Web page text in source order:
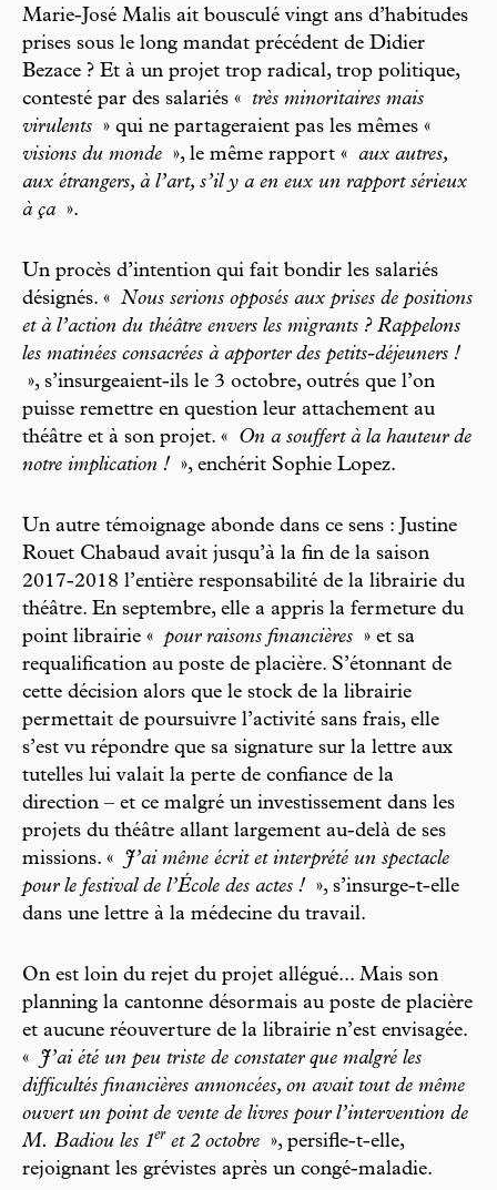
Marie-José Malis ait bousculé vingt ans d’habitudes
prises sous le long mandat précédent de Didier
Bezace ? Et à un projet trop radical, trop politique,
contesté par des salariés «
très minoritaires mais
virulents » qui ne partageraient pas les mêmes «
visions du monde », le même rapport « aux autres,
aux étrangers, à l’art, s’il y a en eux un rapport sérieux
à ça ».
Un procès d’intention qui fait bondir les salariés
désignés. « Nous serions opposés aux prises de positions
et à l’action du théâtre envers les migrants ? Rappelons
les matinées consacrées à apporter des petits-déjeuners !
», s’insurgeaient-ils le 3 octobre, outrés que l’on
puisse remettre en question leur attachement au
théâtre et à son projet. «
On a souffert à la hauteur de
notre implication ! », enchérit Sophie Lopez.
Un autre témoignage abonde dans ce sens : Justine
Rouet Chabaud avait jusqu’à la fin de la saison
2017-2018 l’entière responsabilité de la librairie du
théâtre. En septembre, elle a appris la fermeture du
point librairie « pour raisons financières » et sa
requalification au poste de placière. S’étonnant de
cette décision alors que le stock de la librairie
permettait de poursuivre l’activité sans frais, elle
s’est vu répondre que sa signature sur la lettre aux
tutelles lui valait la perte de confiance de la
direction – et ce malgré un investissement dans les
projets du théâtre allant largement au-delà de ses
missions. «
J’ai même écrit et interprété un spectacle
pour le festival de l’École des actes ! », s’insurge-t-elle
dans une lettre à la médecine du travail.
On est loin du rejet du projet allégué... Mais son
planning la cantonne désormais au poste de placière
et aucune réouverture de la librairie n’est envisagée.
«
J’ai été un peu triste de constater que malgré les
difficultés financières annoncées, on avait tout de même
ouvert un point de vente de livres pour l’intervention de
M. Badiou les 1er et 2 octobre », persifle-t-elle,
rejoignant les grévistes après un congé-maladie.